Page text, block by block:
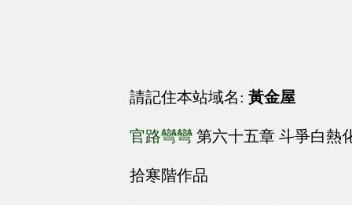
請記住本站域名: 黃金屋
官路彎彎 第六十五章 斗爭白熱
拾寒階作品